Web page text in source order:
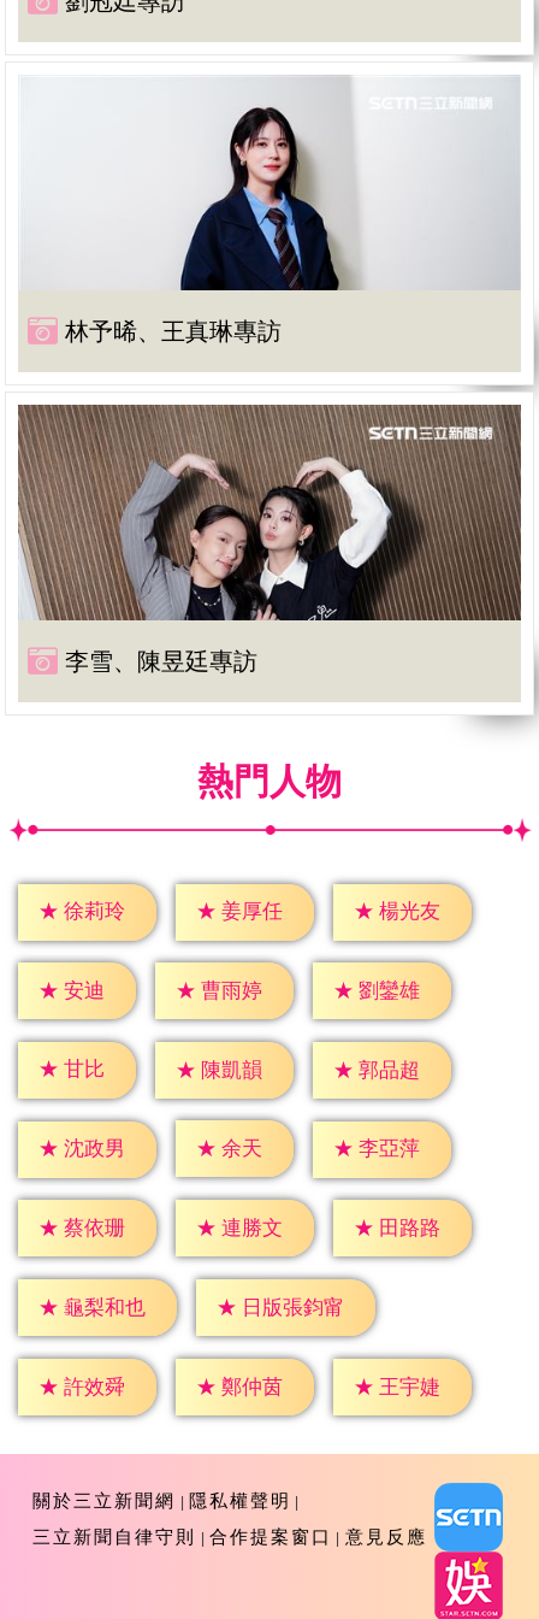
林予晞、王真琳專訪
李雪、陳昱廷專訪
熱門人物
★ 徐莉玲 ★ 姜厚任 ★ 楊光友
★ 安迪 ★ 曹雨婷 ★ 劉鑾雄
★ 甘比 ★ 陳凱韻 ★ 郭品超
★ 沈政男 ★ 余天 ★ 李亞萍
★ 蔡依珊 ★ 連勝文 ★ 田路路
★ 龜梨和也 ★ 日版張鈞甯
★ 許效舜 ★ 鄭仲茵 ★ 王宇婕
關於三立新聞網
隱私權聲明
三立新聞自律守則
合作提案窗口 意見反應